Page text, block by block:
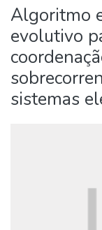
Statistics
Algoritmo
evolutivo
sistemas